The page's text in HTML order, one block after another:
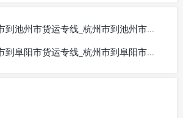
州市货运专线_杭州市到池州市物流公司_🧊冷链直达
阳市货运专线_杭州市到阜阳市物流公司_🔍实时跟踪